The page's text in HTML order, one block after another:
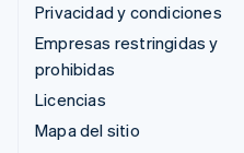
Privacidad y condiciones
Empresas restringidas y
prohibidas
Licencias
Mapa del sitio